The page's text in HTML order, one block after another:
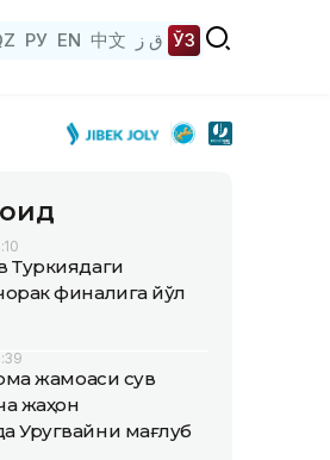
РУ EN 中文 ق ز ЎЗ
Туркиядаги
финалига йўл
жамоаси сув
жаҳон
Уругвайни мағлуб